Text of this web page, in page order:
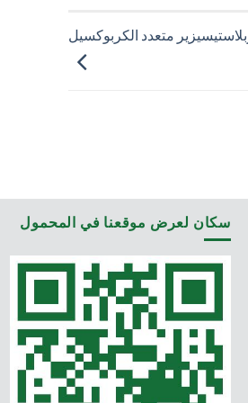
سكان لعرض موقعنا في المحمول